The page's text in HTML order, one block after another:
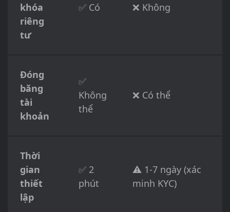
khóa
riêng
tư
✅ Có ❌ Không
Đóng
băng
tài
khoản
✅
Không
thể
❌ Có thể
Thời
gian
thiết
lập
✅ 2
phút
⚠️ 1-7 ngày (xác
minh KYC)